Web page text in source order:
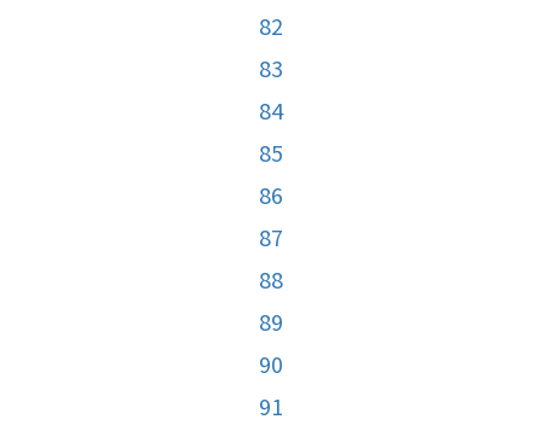
82
83
84
85
86
87
88
89
90
91